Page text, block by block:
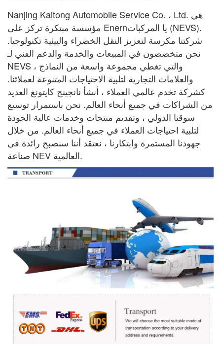
Nanjing Kaitong Automobile Service Co. ، Ltd. هي
مؤسسة مبتكرة تركز على Enern
يا المركبات (NEVS).
شركتنا مكرسة لتعزيز النقل الخضراء والبيئية تكنولوجيا.
نحن متخصصون في المبيعات والخدمة والدعم الفني لـ
NEVS ، والتي تغطي مجموعة واسعة من النماذج
والعلامات التجارية لتلبية الاحتياجات المتنوعة لعملائنا.
كشركة تخدم عالمي العملاء ، أنشأ نانجينج كايتونغ العديد
من الشراكات في جميع أنحاء العالم. نحن باستمرار توسيع
سوقنا الدولي ، وتقديم منتجات وخدمات عالية الجودة
لتلبية احتياجات العملاء في جميع أنحاء العالم. من خلال
جهودنا المستمرة وابتكارنا ، نعتقد أننا سنصبح رائدة في
صناعة NEV العالمية.